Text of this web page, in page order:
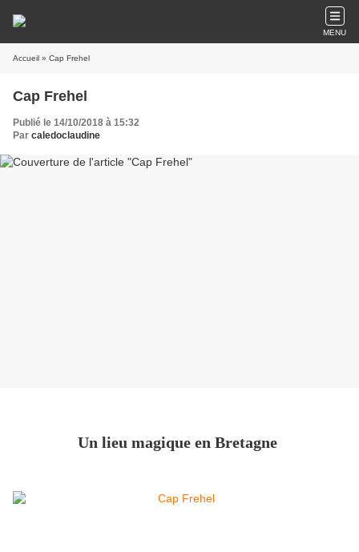
MENU
Accueil » Cap Frehel
Cap Frehel
Publié le 14/10/2018 à 15:32
Par caledoclaudine
Un lieu magique en Bretagne